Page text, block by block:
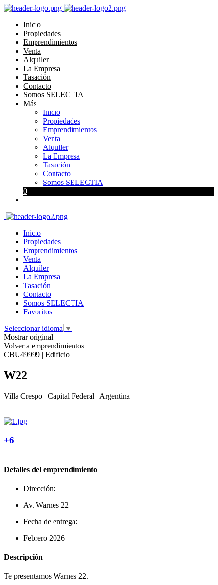
Inicio
Propiedades
Emprendimientos
Venta
Alquiler
La Empresa
Tasación
Contacto
Somos SELECTIA
Más
Inicio
Propiedades
Emprendimientos
Venta
Alquiler
La Empresa
Tasación
Contacto
Somos SELECTIA
0
Inicio
Propiedades
Emprendimientos
Venta
Alquiler
La Empresa
Tasación
Contacto
Somos SELECTIA
Favoritos
Seleccionar idioma ▼
Mostrar original
Volver a emprendimientos
CBU49999 | Edificio
W22
Villa Crespo | Capital Federal | Argentina
+6
Detalles del emprendimiento
Dirección:
Av. Warnes 22
Fecha de entrega:
Febrero 2026
Descripción
Te presentamos Warnes 22.